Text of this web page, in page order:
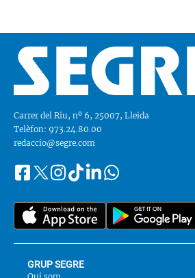
Carrer del Riu, nº 6, 25007, Lleida
Telèfon: 973.24.80.00
redaccio@segre.com
Segueix-
a::
FacebookInstagram
TiktokLinkedinWhatsapp
GRUP SEGRE